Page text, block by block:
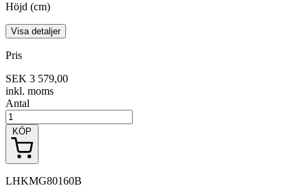
Höjd (cm)
Visa detaljer
Pris
SEK 3 579,00
inkl. moms
Antal
KÖP
LHKMG80160B